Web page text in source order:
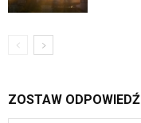
ZOSTAW ODPOWIEDŹ